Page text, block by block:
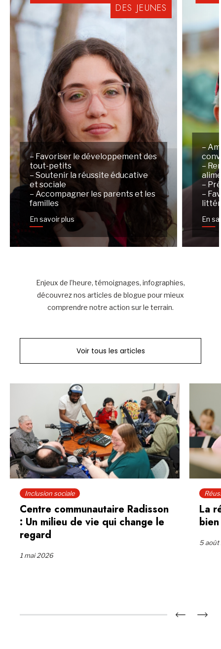
DES JEUNES
– Favoriser le développement des
tout-petits
– Soutenir la réussite éducative
et sociale
– Accompagner les parents et les
familles
En savoir plus
–
–
–
–
En
Enjeux de l’heure, témoignages, infographies,
découvrez nos articles de blogue pour mieux
comprendre notre action sur le terrain.
Voir tous les articles
Inclusion sociale
Centre communautaire Radisson
: Un milieu de vie qui change le
regard
1 mai 2026
La
5 août